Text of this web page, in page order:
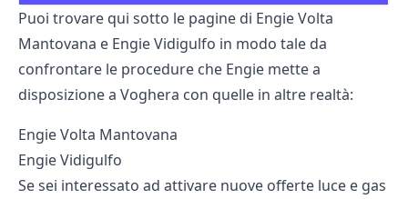
Puoi trovare qui sotto le pagine di Engie Volta
Mantovana e Engie Vidigulfo in modo tale da
confrontare le procedure che Engie mette a
disposizione a Voghera con quelle in altre realtà:
Engie Volta Mantovana
Engie Vidigulfo
Se sei interessato ad attivare nuove offerte luce e gas